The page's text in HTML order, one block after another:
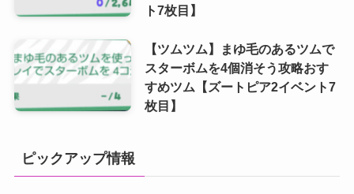
ト7枚目】
【ツムツム】まゆ毛のあるツムで
スターボムを4個消そう攻略おす
すめツム【ズートピア2イベント7
枚目】
ピックアップ情報